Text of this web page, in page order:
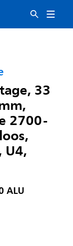
33
2700-
U4,
ALU